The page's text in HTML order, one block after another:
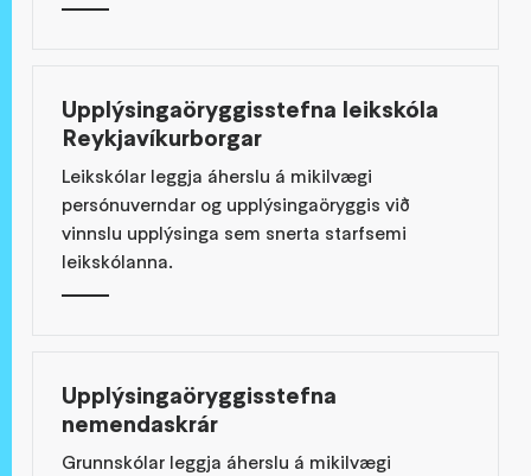
Upplýsingaöryggisstefna leikskóla
Reykjavíkurborgar
Leikskólar leggja áherslu á mikilvægi
persónuverndar og upplýsingaöryggis við
vinnslu upplýsinga sem snerta starfsemi
leikskólanna.
Upplýsingaöryggisstefna
nemendaskrár
Grunnskólar leggja áherslu á mikilvægi